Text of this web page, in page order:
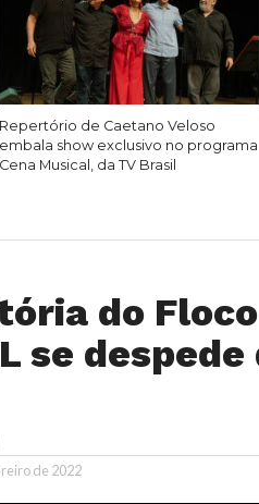
Repertório de Caetano Veloso
embala show exclusivo no programa
Cena Musical, da TV Brasil
do
se despede
de 2022